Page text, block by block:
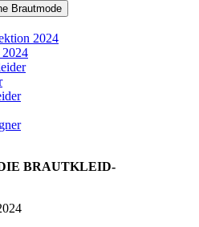
Brautmode
2024
BRAUTKLEID-